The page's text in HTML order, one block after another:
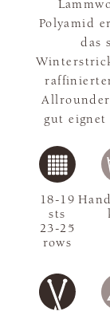
Polyamid
das
gut
18-19
sts
23-25
rows